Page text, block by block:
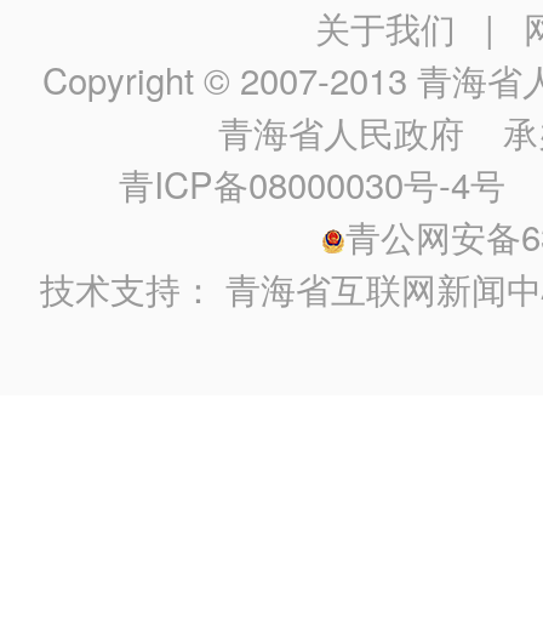
关于我们 |
Copyright © 2007-2013 青海省
青海省人民政府 承
青ICP备08000030号-4号
青公网安备
技术支持：青海省互联网新闻